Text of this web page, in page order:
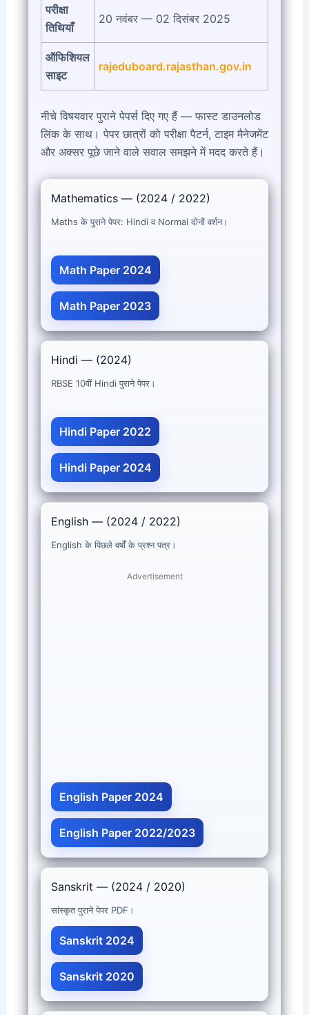
परीक्षा
तिथियाँ
20 नवंबर — 02 दिसंबर 2025
ऑफिशियल
साइट
rajeduboard.rajasthan.gov.in
नीचे विषयवार पुराने पेपर्स दिए गए हैं — फास्ट डाउनलोड
लिंक के साथ। पेपर छात्रों को परीक्षा पैटर्न, टाइम मैनेजमेंट
और अक्सर पूछे जाने वाले सवाल समझने में मदद करते हैं।
Mathematics — (2024 / 2022)
Maths के पुराने पेपर: Hindi व Normal दोनों वर्शन।
Math Paper 2024
Math Paper 2023
Hindi — (2024)
RBSE 10वीं Hindi पुराने पेपर।
Hindi Paper 2022
Hindi Paper 2024
English — (2024 / 2022)
English के पिछले वर्षों के प्रश्न पत्र।
Advertisement
English Paper 2024
English Paper 2022/2023
Sanskrit — (2024 / 2020)
सांस्कृत पुराने पेपर PDF।
Sanskrit 2024
Sanskrit 2020